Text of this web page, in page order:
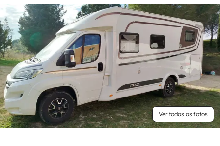
Ver todas as fotos